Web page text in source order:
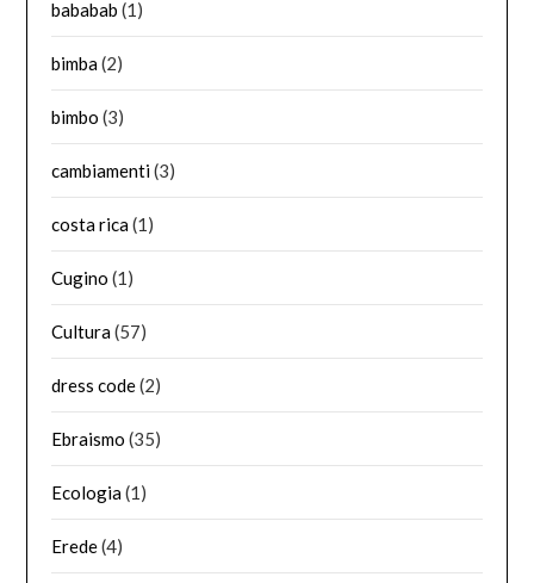
bababab (1)
bimba(2)
bimbo (3)
cambiamenti(3)
costa rica(1)
Cugino (1)
Cultura(57)
dress code(2)
Ebraismo (35)
Ecologia(1)
Erede(4)